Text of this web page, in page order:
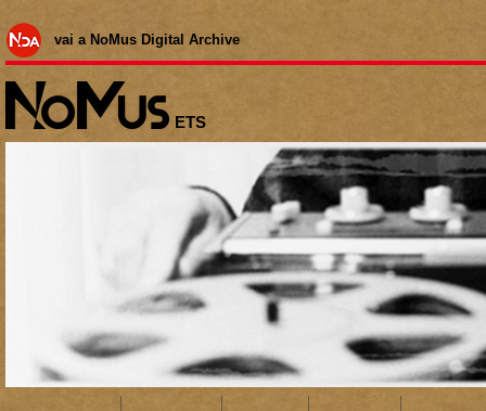
vai a NoMus Digital Archive
ETS